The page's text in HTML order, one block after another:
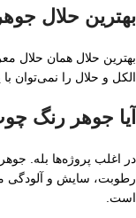
بهترین حلال
بهترین حلال همان حلال
الکل و حلال را نمی‌توان
آیا جوهر رنگ
در اغلب پروژه‌ها بله.
رطوبت، سایش و آلودگی
است.